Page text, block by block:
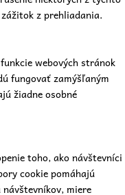
z prehliadania.
webových stránok
fungovať zamýšľaným
žiadne osobné
toho, ako návštevníci
cookie pomáhajú
miere